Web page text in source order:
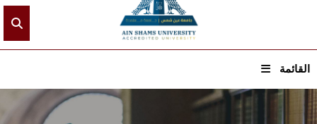
القائمة
الرئيسيـة